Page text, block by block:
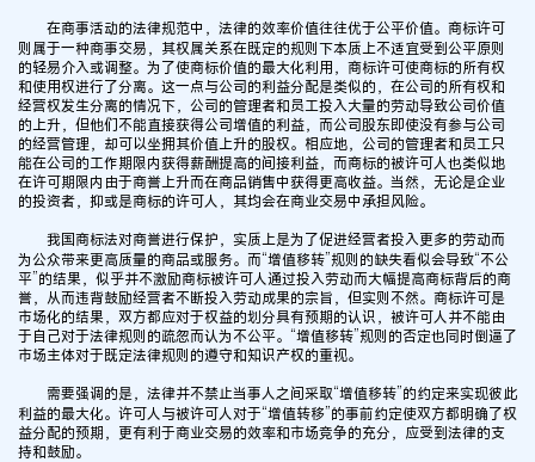
在商事活动的法律规范中，法律的效率价值往往优于公平价值。商标许可
则属于一种商事交易，其权属关系在既定的规则下本质上不适宜受到公平原则
的轻易介入或调整。为了使商标价值的最大化利用，商标许可使商标的所有权
和使用权进行了分离。这一点与公司的利益分配是类似的，在公司的所有权和
经营权发生分离的情况下，公司的管理者和员工投入大量的劳动导致公司价值
的上升，但他们不能直接获得公司增值的利益，而公司股东即使没有参与公司
的经营管理，却可以坐拥其价值上升的股权。相应地，公司的管理者和员工只
能在公司的工作期限内获得薪酬提高的间接利益，而商标的被许可人也类似地
在许可期限内由于商誉上升而在商品销售中获得更高收益。当然，无论是企业
的投资者，抑或是商标的许可人，其均会在商业交易中承担风险。
我国商标法对商誉进行保护，实质上是为了促进经营者投入更多的劳动而
为公众带来更高质量的商品或服务。而“增值移转”规则的缺失看似会导致“不公
平”的结果，似乎并不激励商标被许可人通过投入劳动而大幅提高商标背后的商
誉，从而违背鼓励经营者不断投入劳动成果的宗旨，但实则不然。商标许可是
市场化的结果，双方都应对于权益的划分具有预期的认识，被许可人并不能由
于自己对于法律规则的疏忽而认为不公平。“增值移转”规则的否定也同时倒逼了
市场主体对于既定法律规则的遵守和知识产权的重视。
需要强调的是，法律并不禁止当事人之间采取“增值移转”的约定来实现彼此
利益的最大化。许可人与被许可人对于“增值转移”的事前约定使双方都明确了权
益分配的预期，更有利于商业交易的效率和市场竞争的充分，应受到法律的支
持和鼓励。